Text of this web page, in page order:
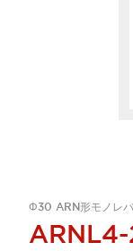
Φ30 ARN形モノレ